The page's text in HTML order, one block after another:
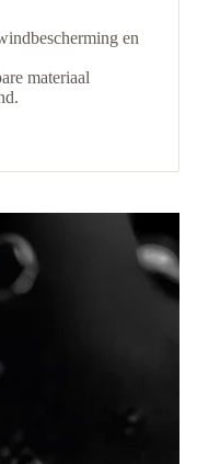
en
materiaal